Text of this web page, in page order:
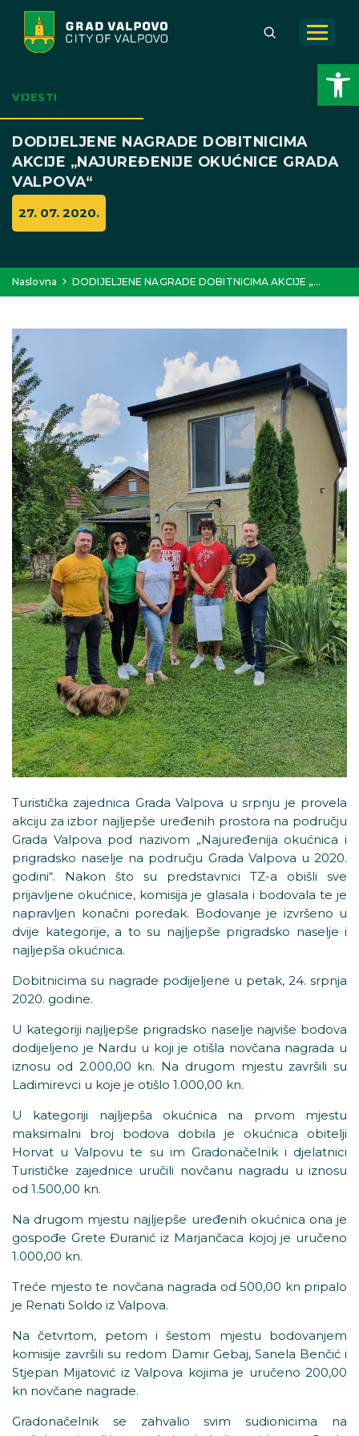
Open toolbar
VIJESTI
DODIJELJENE NAGRADE DOBITNICIMA
AKCIJE „NAJUREĐENIJE OKUĆNICE GRADA
VALPOVA“
27. 07. 2020.
Naslovna DODIJELJENE NAGRADE DOBITNICIMA AKCIJE „…
Turistička zajednica Grada Valpova u srpnju je provela
akciju za izbor najljepše uređenih prostora na području
Grada Valpova pod nazivom „Najuređenija okućnica i
prigradsko naselje na području Grada Valpova u 2020.
godini“. Nakon što su predstavnici TZ-a obišli sve
prijavljene okućnice, komisija je glasala i bodovala te je
napravljen konačni poredak. Bodovanje je izvršeno u
dvije kategorije, a to su najljepše prigradsko naselje i
najljepša okućnica.
Dobitnicima su nagrade podijeljene u petak, 24. srpnja
2020. godine.
U kategoriji najljepše prigradsko naselje najviše bodova
dodijeljeno je Nardu u koji je otišla novčana nagrada u
iznosu od 2.000,00 kn. Na drugom mjestu završili su
Ladimirevci u koje je otišlo 1.000,00 kn.
U kategoriji najljepša okućnica na prvom mjestu
maksimalni broj bodova dobila je okućnica obitelji
Horvat u Valpovu te su im Gradonačelnik i djelatnici
Turističke zajednice uručili novčanu nagradu u iznosu
od 1.500,00 kn.
Na drugom mjestu najljepše uređenih okućnica ona je
gospođe Grete Đuranić iz Marjančaca kojoj je uručeno
1.000,00 kn.
Treće mjesto te novčana nagrada od 500,00 kn pripalo
je Renati Soldo iz Valpova.
Na četvrtom, petom i šestom mjestu bodovanjem
komisije završili su redom Damir Gebaj, Sanela Benčić i
Stjepan Mijatović iz Valpova kojima je uručeno 200,00
kn novčane nagrade.
Gradonačelnik se zahvalio svim sudionicima na